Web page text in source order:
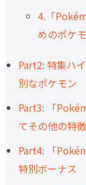
4.「
めのポケ
Part2: 特集ハ
別なポケモン
Part3: 「
てその他の特徴
Part4: 「
特別ボーナス